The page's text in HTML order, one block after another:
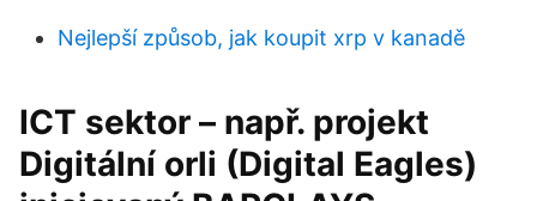
Nejlepší způsob, jak koupit xrp v kanadě
ICT sektor – např. projekt
Digitální orli (Digital Eagles)